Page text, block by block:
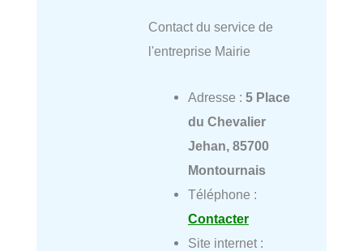
Contact du service de
l'entreprise Mairie
Adresse : 5 Place
du Chevalier
Jehan, 85700
Montournais
Téléphone :
Contacter
Site internet :